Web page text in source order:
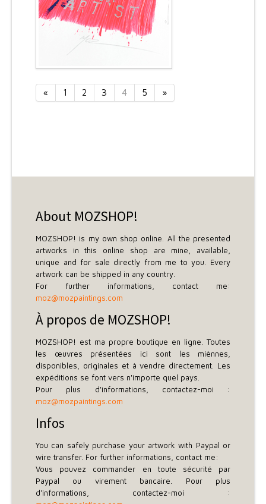
« 1 2 3 4 5 »
About MOZSHOP!
MOZSHOP! is my own shop online. All the presented
artworks in this online shop are mine, available,
unique and for sale directly from me to you. Every
artwork can be shipped in any country.
For further informations, contact me:
moz@mozpaintings.com
À propos de MOZSHOP!
MOZSHOP! est ma propre boutique en ligne. Toutes
les œuvres présentées ici sont les miènnes,
disponibles, originales et à vendre directement. Les
expéditions se font vers n'importe quel pays.
Pour plus d'informations, contactez-moi :
moz@mozpaintings.com
Infos
You can safely purchase your artwork with Paypal or
wire transfer. For further informations, contact me:
Vous pouvez commander en toute sécurité par
Paypal ou virement bancaire. Pour plus
d'informations, contactez-moi :